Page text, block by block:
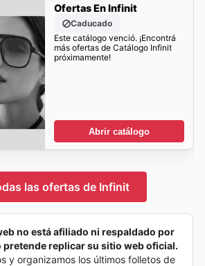
Ofertas En Infinit
Caducado
Este catálogo venció. ¡Encontrá
más ofertas de Catálogo Infinit
próximamente!
Abrir catálogo
las ofertas de Infinit
no está afiliado ni respaldado por
pretende replicar su sitio web oficial.
y organizamos los últimos folletos de